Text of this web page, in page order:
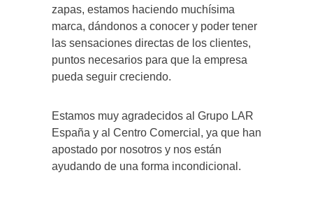
zapas, estamos haciendo muchísima
marca, dándonos a conocer y poder tener
las sensaciones directas de los clientes,
puntos necesarios para que la empresa
pueda seguir creciendo.
Estamos muy agradecidos al Grupo LAR
España y al Centro Comercial, ya que han
apostado por nosotros y nos están
ayudando de una forma incondicional.